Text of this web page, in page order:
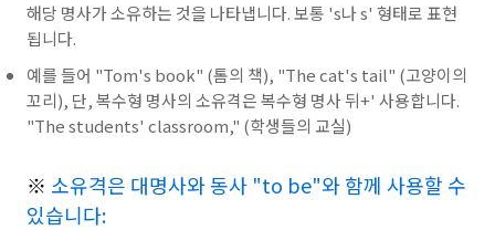
해당 명사가 소유하는 것을 나타냅니다. 보통 's나 s' 형태로 표현
됩니다.
예를 들어 "Tom's book" (톰의 책), "The cat's tail" (고양이의
꼬리), 단, 복수형 명사의 소유격은 복수형 명사 뒤+' 사용합니다.
"The students' classroom," (학생들의 교실)
※ 소유격은 대명사와 동사 "to be"와 함께 사용할 수
있습니다: